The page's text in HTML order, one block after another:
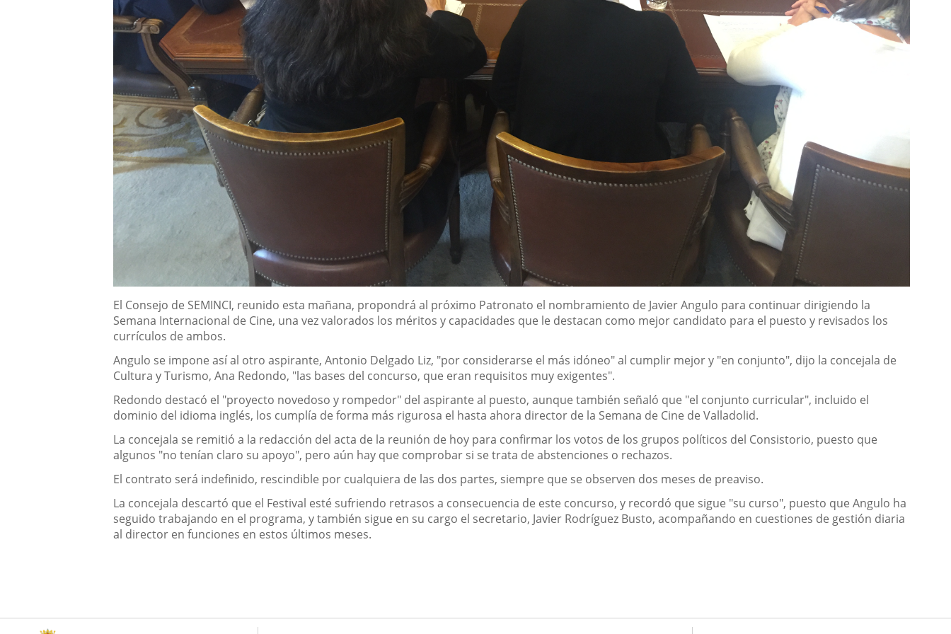
Descripción
El Consejo de SEMINCI, reunido esta mañana, propondrá al próximo Patronato el nombramiento de Javier Angulo para continuar dirigiendo la
Semana Internacional de Cine, una vez valorados los méritos y capacidades que le destacan como mejor candidato para el puesto y revisados los
currículos de ambos.
Angulo se impone así al otro aspirante, Antonio Delgado Liz, "por considerarse el más idóneo" al cumplir mejor y "en conjunto", dijo la concejala de
Cultura y Turismo, Ana Redondo, "las bases del concurso, que eran requisitos muy exigentes".
Redondo destacó el "proyecto novedoso y rompedor" del aspirante al puesto, aunque también señaló que "el conjunto curricular", incluido el
dominio del idioma inglés, los cumplía de forma más rigurosa el hasta ahora director de la Semana de Cine de Valladolid.
La concejala se remitió a la redacción del acta de la reunión de hoy para confirmar los votos de los grupos políticos del Consistorio, puesto que
algunos "no tenían claro su apoyo", pero aún hay que comprobar si se trata de abstenciones o rechazos.
El contrato será indefinido, rescindible por cualquiera de las dos partes, siempre que se observen dos meses de preaviso.
La concejala descartó que el Festival esté sufriendo retrasos a consecuencia de este concurso, y recordó que sigue "su curso", puesto que Angulo ha
seguido trabajando en el programa, y también sigue en su cargo el secretario, Javier Rodríguez Busto, acompañando en cuestiones de gestión diaria
al director en funciones en estos últimos meses.